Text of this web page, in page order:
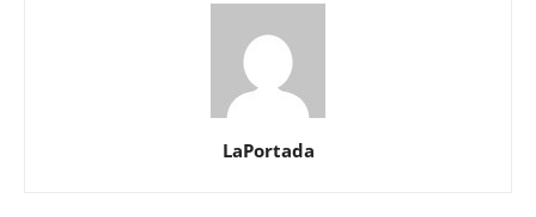
LaPortada